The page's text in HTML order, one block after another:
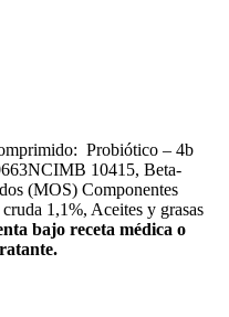
Probiótico – 4b
10415, Beta-
(MOS) Componentes
1,1%, Aceites y grasas
bajo receta médica o